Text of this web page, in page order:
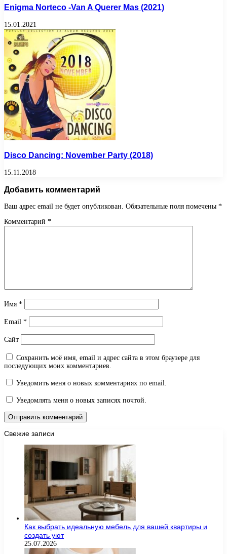
Enigmа Nоrtесо -Van A Querer Mas (2021)
15.01.2021
Disco Dancing: November Party (2018)
15.11.2018
Добавить комментарий
Ваш адрес email не будет опубликован. Обязательные поля помечены *
Комментарий *
Имя *
Email *
Сайт
Сохранить моё имя, email и адрес сайта в этом браузере для
последующих моих комментариев.
Уведомить меня о новых комментариях по email.
Уведомлять меня о новых записях почтой.
Свежие записи
Как выбрать идеальную мебель для вашей квартиры и
создать уют
25.07.2026